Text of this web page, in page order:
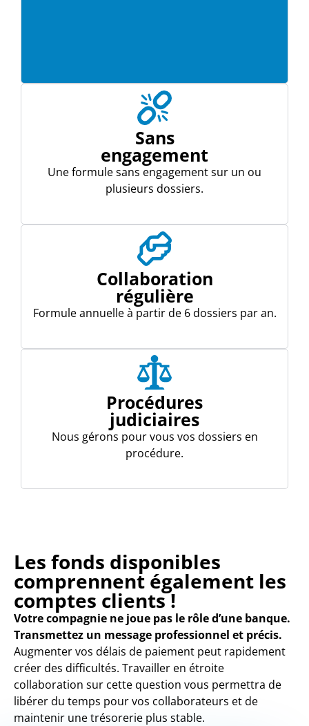
Sans
engagement
Une formule sans engagement sur un ou
plusieurs dossiers.
Collaboration
régulière
Formule annuelle à partir de 6 dossiers par an.
Procédures
judiciaires
Nous gérons pour vous vos dossiers en
procédure.
Les fonds disponibles
comprennent également les
comptes clients !
Votre compagnie ne joue pas le rôle d’une banque.
Transmettez un message professionnel et précis.
Augmenter vos délais de paiement peut rapidement
créer des difficultés. Travailler en étroite
collaboration sur cette question vous permettra de
libérer du temps pour vos collaborateurs et de
maintenir une trésorerie plus stable.